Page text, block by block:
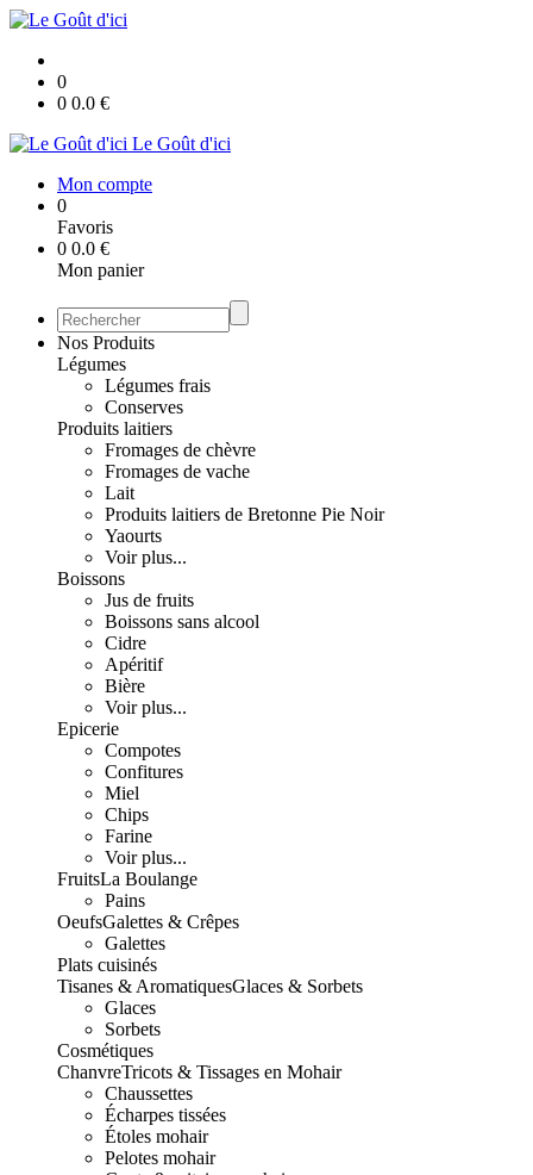
0
0 0.0 €
Le Goût d'ici
Mon compte
0
Favoris
0 0.0 €
Mon panier
Nos Produits
Légumes
Légumes frais
Conserves
Produits laitiers
Fromages de chèvre
Fromages de vache
Lait
Produits laitiers de Bretonne Pie Noir
Yaourts
Voir plus...
Boissons
Jus de fruits
Boissons sans alcool
Cidre
Apéritif
Bière
Voir plus...
Epicerie
Compotes
Confitures
Miel
Chips
Farine
Voir plus...
FruitsLa Boulange
Pains
OeufsGalettes & Crêpes
Galettes
Plats cuisinés
Tisanes & AromatiquesGlaces & Sorbets
Glaces
Sorbets
Cosmétiques
ChanvreTricots & Tissages en Mohair
Chaussettes
Écharpes tissées
Étoles mohair
Pelotes mohair